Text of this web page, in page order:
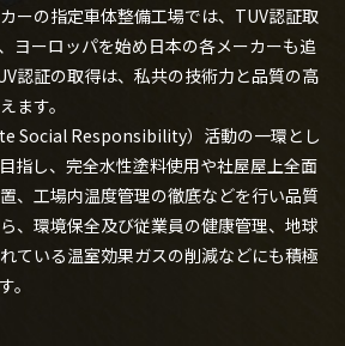
ーの指定車体整備工場では、TUV認証取
ヨーロッパを始め日本の各メーカーも追
認証の取得は、私共の技術力と品質の高
ます。
Social Responsibility）活動の一環とし
指し、完全水性塗料使用や社屋屋上全面
、工場内温度管理の徹底などを行い品質
、環境保全及び従業員の健康管理、地球
ている温室効果ガスの削減などにも積極
。